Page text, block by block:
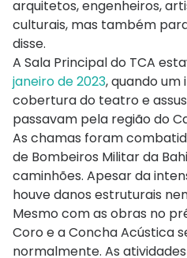
arquitetos, engenheiros,
culturais, mas também
disse.
A Sala Principal do TCA
janeiro de 2023, quando um
cobertura do teatro e
passavam pela região do
As chamas foram
de Bombeiros Militar da
caminhões. Apesar da
houve danos estruturais
Mesmo com as obras no
Coro e a Concha Acústica
normalmente. As